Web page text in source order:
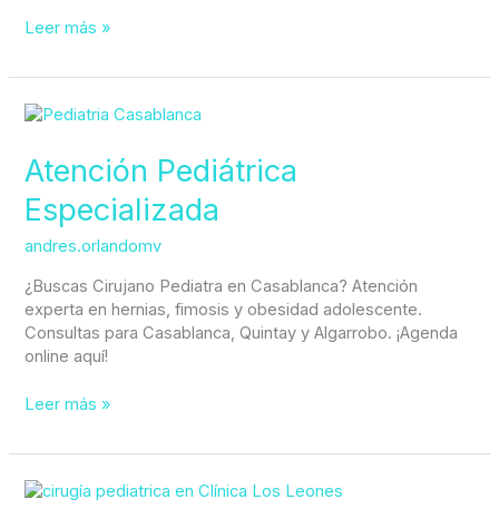
Leer más »
Atención Pediátrica
Especializada
andres.orlandomv
¿Buscas Cirujano Pediatra en Casablanca? Atención
experta en hernias, fimosis y obesidad adolescente.
Consultas para Casablanca, Quintay y Algarrobo. ¡Agenda
online aquí!
Atención
Especializada
Leer más »
Tratamiento